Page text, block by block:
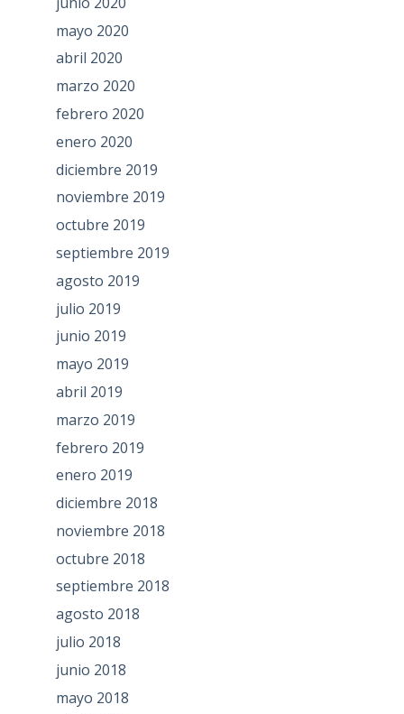
mayo 2020
abril 2020
marzo 2020
febrero 2020
enero 2020
diciembre 2019
noviembre 2019
octubre 2019
septiembre 2019
agosto 2019
julio 2019
junio 2019
mayo 2019
abril 2019
marzo 2019
febrero 2019
enero 2019
diciembre 2018
noviembre 2018
octubre 2018
septiembre 2018
agosto 2018
julio 2018
junio 2018
mayo 2018